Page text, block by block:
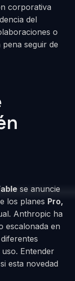
corporativa
del
o
seguir de
se anuncie
los planes Pro,
Anthropic ha
escalonada en
uso. Entender
esta novedad